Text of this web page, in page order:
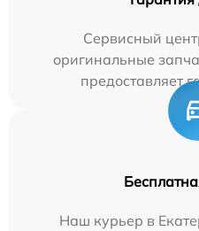
Сервисный
оригинальные
предоставляет
Наш курьер в